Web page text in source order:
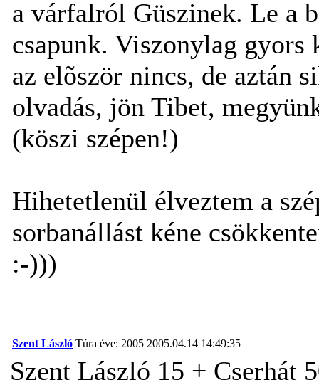
a várfalról Güszinek. Le a
csapunk. Viszonylag
az elõször nincs, de aztán
olvadás, jön Tibet,
(köszi szépen!)
Hihetetlenül élveztem a
sorbanállást kéne
:-)))
Szent László Túra éve: 2005 2005.04.14 14:49:35
Szent László 15 + Cserhát